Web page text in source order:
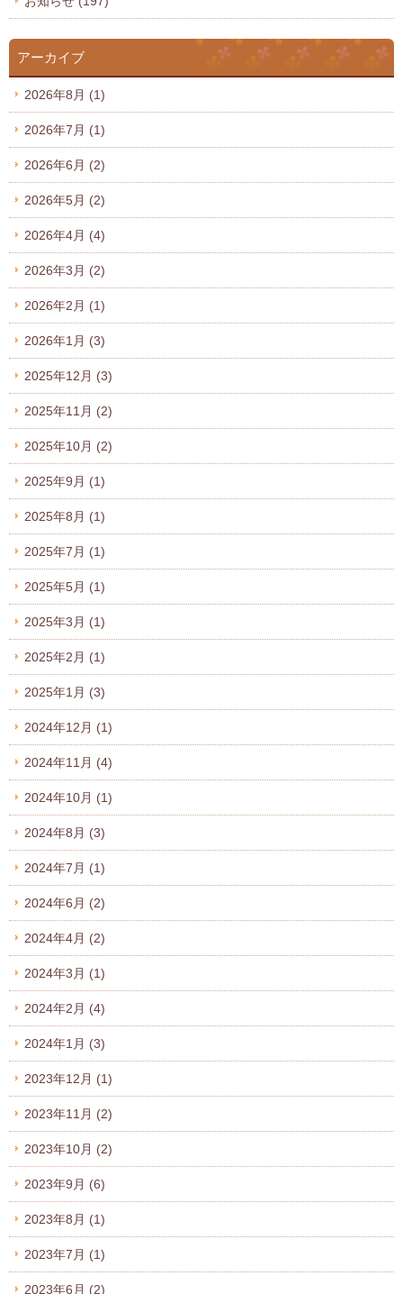
アーカイブ
2026年8月 (1)
2026年7月 (1)
2026年6月 (2)
2026年5月 (2)
2026年4月 (4)
2026年3月 (2)
2026年2月 (1)
2026年1月 (3)
2025年12月 (3)
2025年11月 (2)
2025年10月 (2)
2025年9月 (1)
2025年8月 (1)
2025年7月 (1)
2025年5月 (1)
2025年3月 (1)
2025年2月 (1)
2025年1月 (3)
2024年12月 (1)
2024年11月 (4)
2024年10月 (1)
2024年8月 (3)
2024年7月 (1)
2024年6月 (2)
2024年4月 (2)
2024年3月 (1)
2024年2月 (4)
2024年1月 (3)
2023年12月 (1)
2023年11月 (2)
2023年10月 (2)
2023年9月 (6)
2023年8月 (1)
2023年7月 (1)
2023年6月 (2)